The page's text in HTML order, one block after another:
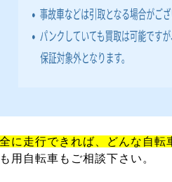
に走行できれば、どんな自
用自転車もご相談下さい。